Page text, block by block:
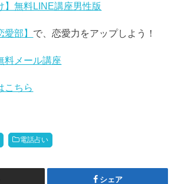
】無料LINE講座男性版
愛部】 で、恋愛力をアップしよう！
料メール講座
こちら
電話占い
シェア